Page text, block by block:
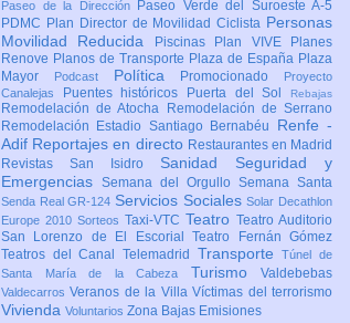
Paseo de la Dirección
Paseo Verde del Suroeste A-5
PDMC Plan Director de Movilidad Ciclista Personas
Movilidad Reducida
Piscinas Plan VIVE
Planes
Renove Planos de Transporte Plaza de España Plaza
Mayor
Podcast Política Promocionado
Proyecto
Canalejas
Puentes históricos Puerta del Sol Rebajas
Remodelación de Atocha
Remodelación de Serrano
Remodelación Estadio Santiago Bernabéu Renfe -
Adif Reportajes en directo Restaurantes en Madrid
Revistas San Isidro Sanidad Seguridad y
Emergencias Semana del Orgullo Semana Santa
Senda Real GR-124 Servicios SocialesSolar Decathlon
Europe 2010 Sorteos Taxi-VTC Teatro Teatro Auditorio
San Lorenzo de El EscorialTeatro Fernán Gómez
Teatros del Canal Telemadrid TransporteTúnel de
Santa María de la Cabeza Turismo Valdebebas
ValdecarrosVeranos de la VillaVíctimas del terrorismo
Vivienda Voluntarios Zona Bajas Emisiones